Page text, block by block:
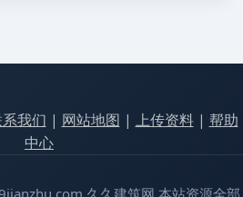
我们 | 网站地图 | 上传资料| 帮助
中心
久久建筑网 本站资源全部